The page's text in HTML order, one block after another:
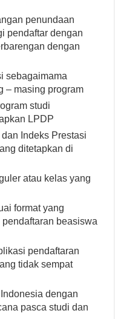
penundaan
pendaftar dengan
dengan
sebagaimama
– masing program
studi
LPDP
Indeks Prestasi
ditetapkan di
atau kelas yang
format yang
beasiswa
pendaftaran
tidak sempat
dengan
pasca studi dan